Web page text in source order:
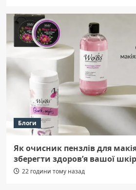
Блоги
Як очисник пензлів для
зберегти здоров’я вашої
22 години тому назад